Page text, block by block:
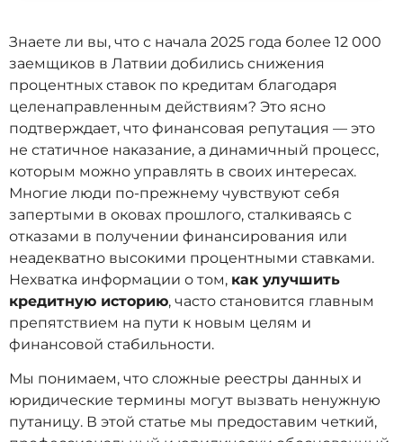
Знаете ли вы, что с начала 2025 года более 12 000
заемщиков в Латвии добились снижения
процентных ставок по кредитам благодаря
целенаправленным действиям? Это ясно
подтверждает, что финансовая репутация — это
не статичное наказание, а динамичный процесс,
которым можно управлять в своих интересах.
Многие люди по-прежнему чувствуют себя
запертыми в оковах прошлого, сталкиваясь с
отказами в получении финансирования или
неадекватно высокими процентными ставками.
Нехватка информации о том, как улучшить
кредитную историю, часто становится главным
препятствием на пути к новым целям и
финансовой стабильности.
Мы понимаем, что сложные реестры данных и
юридические термины могут вызвать ненужную
путаницу. В этой статье мы предоставим четкий,